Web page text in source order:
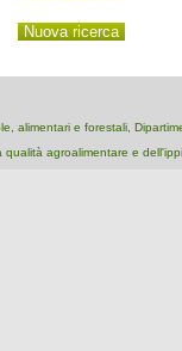
alimentari e forestali,
agroalimentare e